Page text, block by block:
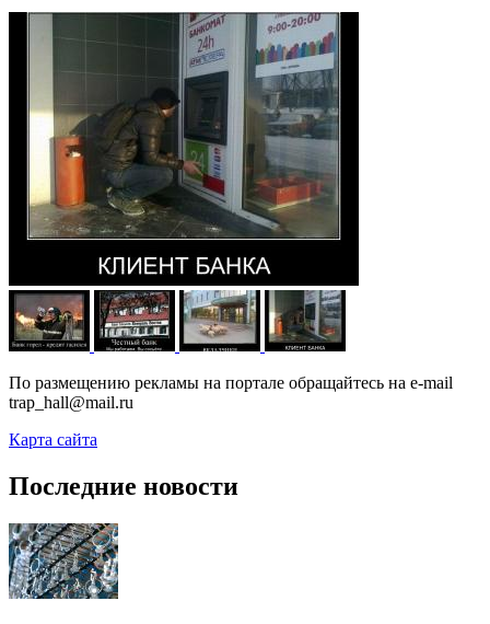
По размещению рекламы на портале обращайтесь на e-mail
trap_hall@mail.ru
Карта сайта
Последние новости